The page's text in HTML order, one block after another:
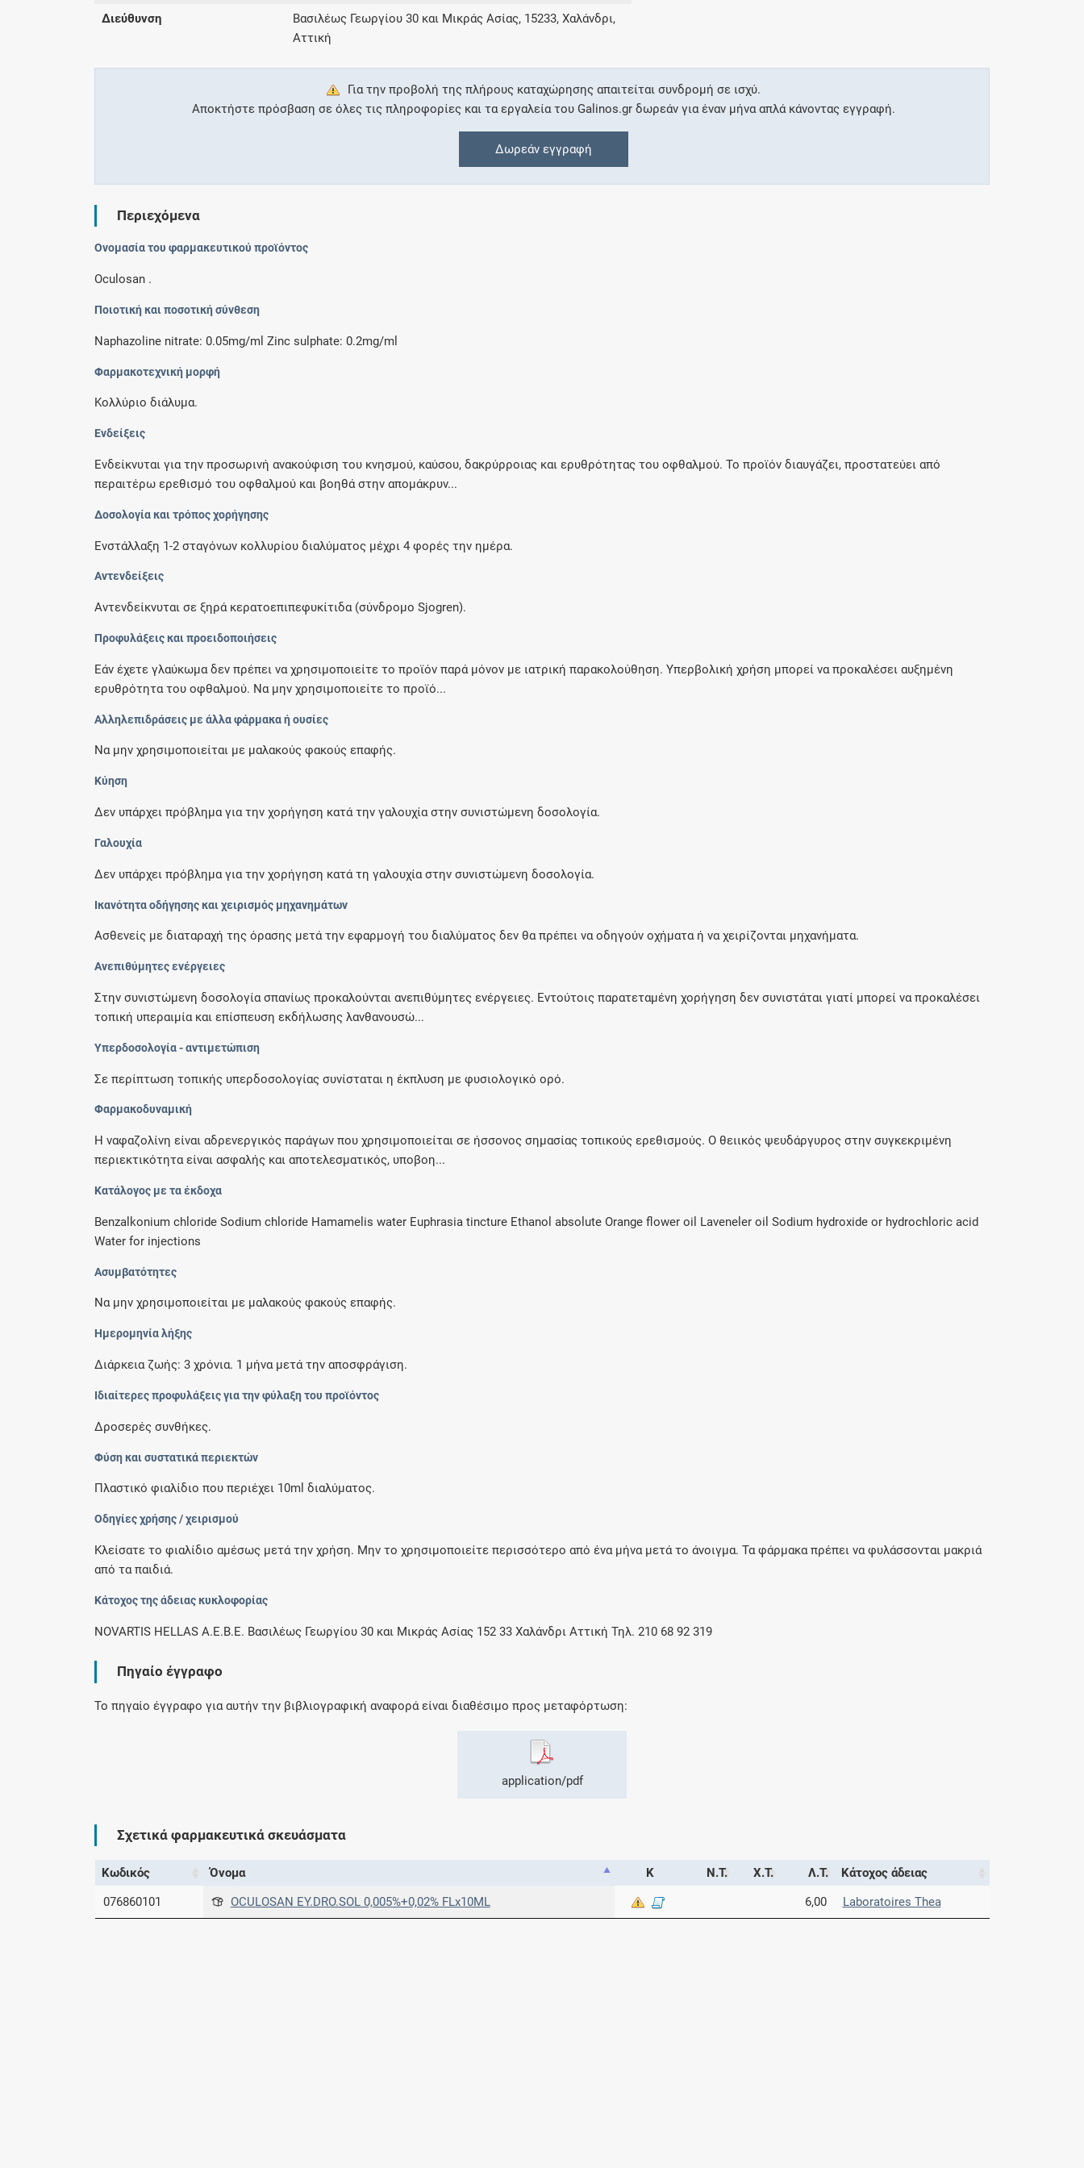
Μάθετε περισσότερα για τα οφέλη και τις
επιπλέον παροχές των συνδρομητικών
προγραμμάτων
Διεύθυνση
Βασιλέως Γεωργίου 30 και Μικράς Ασίας, 15233, Χαλάνδρι,
Αττική
Για την προβολή της πλήρους καταχώρησης απαιτείται συνδρομή σε ισχύ.
Αποκτήστε πρόσβαση σε όλες τις πληροφορίες και τα εργαλεία του Galinos.gr δωρεάν για έναν μήνα απλά κάνοντας εγγραφή.
Δωρεάν εγγραφή
Περιεχόμενα
Ονομασία του φαρμακευτικού προϊόντος
Oculosan .
Ποιοτική και ποσοτική σύνθεση
Naphazoline nitrate: 0.05mg/ml Zinc sulphate: 0.2mg/ml
Φαρμακοτεχνική μορφή
Κολλύριο διάλυμα.
Ενδείξεις
Ενδείκνυται για την προσωρινή ανακούφιση του κνησμού, καύσου, δακρύρροιας και ερυθρότητας του οφθαλμού. Το προϊόν διαυγάζει, προστατεύει από
περαιτέρω ερεθισμό του οφθαλμού και βοηθά στην απομάκρυν...
Δοσολογία και τρόπος χορήγησης
Ενστάλλαξη 1-2 σταγόνων κολλυρίου διαλύματος μέχρι 4 φορές την ημέρα.
Αντενδείξεις
Αντενδείκνυται σε ξηρά κερατοεπιπεφυκίτιδα (σύνδρομο Sjogren).
Προφυλάξεις και προειδοποιήσεις
Εάν έχετε γλαύκωμα δεν πρέπει να χρησιμοποιείτε το προϊόν παρά μόνον με ιατρική παρακολούθηση. Υπερβολική χρήση μπορεί να προκαλέσει αυξημένη
ερυθρότητα του οφθαλμού. Να μην χρησιμοποιείτε το προϊό...
Αλληλεπιδράσεις με άλλα φάρμακα ή ουσίες
Να μην χρησιμοποιείται με μαλακούς φακούς επαφής.
Κύηση
Δεν υπάρχει πρόβλημα για την χορήγηση κατά την γαλουχία στην συνιστώμενη δοσολογία.
Γαλουχία
Δεν υπάρχει πρόβλημα για την χορήγηση κατά τη γαλουχία στην συνιστώμενη δοσολογία.
Ικανότητα οδήγησης και χειρισμός μηχανημάτων
Ασθενείς με διαταραχή της όρασης μετά την εφαρμογή του διαλύματος δεν θα πρέπει να οδηγούν οχήματα ή να χειρίζονται μηχανήματα.
Ανεπιθύμητες ενέργειες
Στην συνιστώμενη δοσολογία σπανίως προκαλούνται ανεπιθύμητες ενέργειες. Εντούτοις παρατεταμένη χορήγηση δεν συνιστάται γιατί μπορεί να προκαλέσει
τοπική υπεραιμία και επίσπευση εκδήλωσης λανθανουσώ...
Υπερδοσολογία - αντιμετώπιση
Σε περίπτωση τοπικής υπερδοσολογίας συνίσταται η έκπλυση με φυσιολογικό ορό.
Φαρμακοδυναμική
Η ναφαζολίνη είναι αδρενεργικός παράγων που χρησιμοποιείται σε ήσσονος σημασίας τοπικούς ερεθισμούς. Ο θειικός ψευδάργυρος στην συγκεκριμένη
περιεκτικότητα είναι ασφαλής και αποτελεσματικός, υποβοη...
Κατάλογος με τα έκδοχα
Benzalkonium chloride Sodium chloride Hamamelis water Euphrasia tincture Ethanol absolute Orange flower oil Laveneler oil Sodium hydroxide or hydrochloric acid
Water for injections
Ασυμβατότητες
Να μην χρησιμοποιείται με μαλακούς φακούς επαφής.
Ημερομηνία λήξης
Διάρκεια ζωής: 3 χρόνια. 1 μήνα μετά την αποσφράγιση.
Ιδιαίτερες προφυλάξεις για την φύλαξη του προϊόντος
Δροσερές συνθήκες.
Φύση και συστατικά περιεκτών
Πλαστικό φιαλίδιο που περιέχει 10ml διαλύματος.
Οδηγίες χρήσης / χειρισμού
Κλείσατε το φιαλίδιο αμέσως μετά την χρήση. Μην το χρησιμοποιείτε περισσότερο από ένα μήνα μετά το άνοιγμα. Τα φάρμακα πρέπει να φυλάσσονται μακριά
από τα παιδιά.
Κάτοχος της άδειας κυκλοφορίας
NOVARTIS HELLAS Α.Ε.Β.Ε. Βασιλέως Γεωργίου 30 και Μικράς Ασίας 152 33 Χαλάνδρι Αττική Τηλ. 210 68 92 319
Πηγαίο έγγραφο
Το πηγαίο έγγραφο για αυτήν την βιβλιογραφική αναφορά είναι διαθέσιμο προς μεταφόρτωση:
application/pdf
Σχετικά φαρμακευτικά σκευάσματα
Κωδικός Όνομα Κ Ν.Τ. Χ.Τ. Λ.Τ.
Κάτοχος άδειας
076860101
OCULOSAN EY.DRO.SOL 0,005%+0,02% FLx10ML 6,00 Laboratoires Thea